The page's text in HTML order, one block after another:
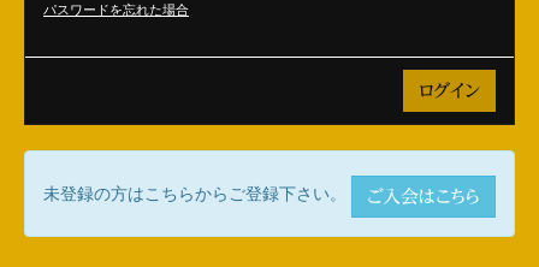
パスワードを忘れた場合
未登録の方はこちらからご登録下さい。 ご入会はこちら